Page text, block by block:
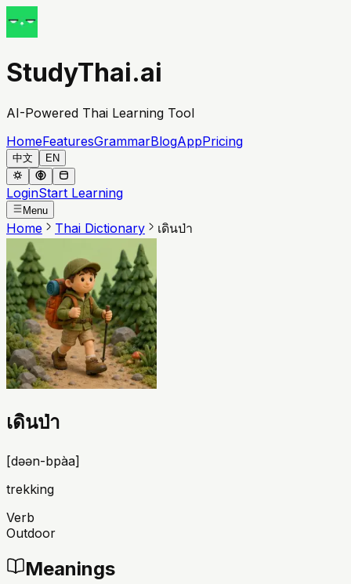
StudyThai.ai
AI-Powered Thai Learning Tool
HomeFeaturesGrammarBlogAppPricing
中文 EN
LoginStart Learning
Menu
Home Thai Dictionary เดินป่า
เดินป่า
[dəən-bpàa]
trekking
Verb
Outdoor
Meanings